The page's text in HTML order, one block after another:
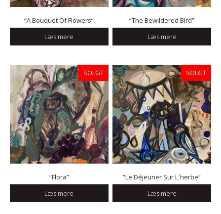
“A Bouquet Of Flowers”
Læs mere
“The Bewildered Bird”
Læs mere
SOLGT
“Flora”
Læs mere
SOLGT
“Le Déjeuner Sur L´herbe”
Læs mere